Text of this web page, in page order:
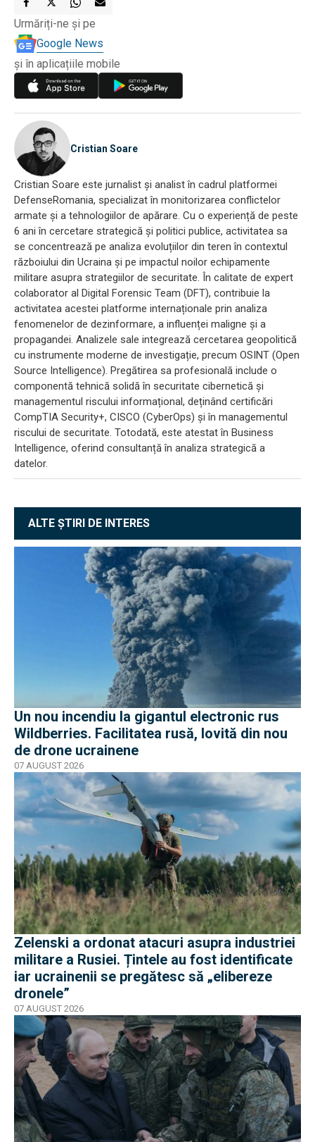
Urmăriți-ne și pe
Google News
și în aplicațiile mobile
Cristian Soare
Cristian Soare este jurnalist și analist în cadrul platformei
DefenseRomania, specializat în monitorizarea conflictelor
armate și a tehnologiilor de apărare. Cu o experiență de peste
6 ani în cercetare strategică și politici publice, activitatea sa
se concentrează pe analiza evoluțiilor din teren în contextul
războiului din Ucraina și pe impactul noilor echipamente
militare asupra strategiilor de securitate. În calitate de expert
colaborator al Digital Forensic Team (DFT), contribuie la
activitatea acestei platforme internaționale prin analiza
fenomenelor de dezinformare, a influenței maligne și a
propagandei. Analizele sale integrează cercetarea geopolitică
cu instrumente moderne de investigație, precum OSINT (Open
Source Intelligence). Pregătirea sa profesională include o
componentă tehnică solidă în securitate cibernetică și
managementul riscului informațional, deținând certificări
CompTIA Security+, CISCO (CyberOps) și în managementul
riscului de securitate. Totodată, este atestat în Business
Intelligence, oferind consultanță în analiza strategică a
datelor.
ALTE ȘTIRI DE INTERES
Un nou incendiu la gigantul electronic rus
Wildberries. Facilitatea rusă, lovită din nou
de drone ucrainene
07 AUGUST 2026
Zelenski a ordonat atacuri asupra industriei
militare a Rusiei. Țintele au fost identificate
iar ucrainenii se pregătesc să „elibereze
dronele”
07 AUGUST 2026